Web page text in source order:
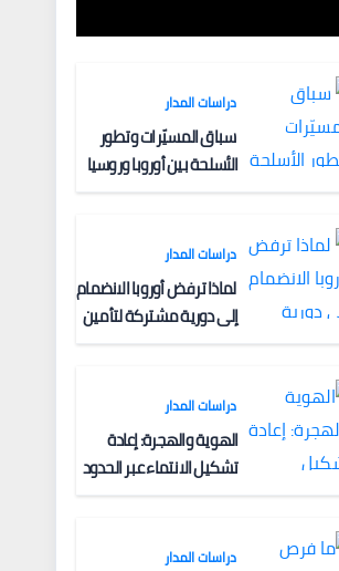
الفكرية وآليات
التعبئة دراسات المدار
سباق المسيّرات وتطور
الأسلحة بين أوروبا وروسيا
دراسات المدار
لماذا ترفض أوروبا الانضمام
إلى دورية مشتركة لتأمين
دراسات المدار
الهوية والهجرة: إعادة
تشكيل الانتماء عبر الحدود
دراسات المدار